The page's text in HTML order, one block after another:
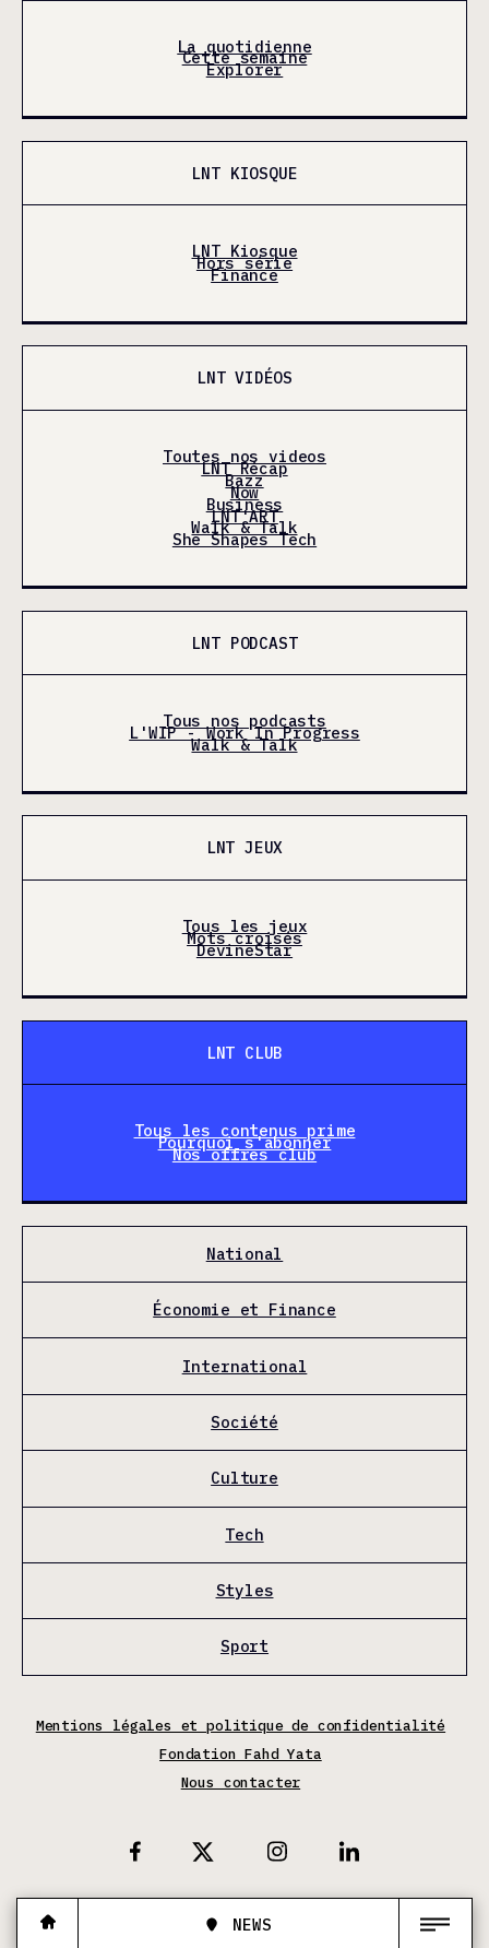
NEWS
La quotidienne
Cette semaine
Explorer
LNT KIOSQUE
LNT Kiosque
Hors série
Finance
LNT VIDÉOS
Toutes nos videos
LNT Récap
Bazz
Now
Business
LNT'ART
Walk & Talk
She Shapes Tech
LNT PODCAST
Tous nos podcasts
L'WIP - Work In Progress
Walk & Talk
LNT JEUX
Tous les jeux
Mots croisés
DevineStar
LNT CLUB
Tous les contenus prime
Pourquoi s'abonner
Nos offres club
National
Économie et Finance
International
Société
Culture
Tech
Styles
Sport
Mentions légales et politique de confidentialité
Fondation Fahd Yata
Nous contacter
Facebook
X Instagram Linkedin